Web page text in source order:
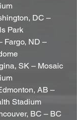
DC –
Park
Fargo, ND –
SK – Mosaic
AB –
Stadium
BC – BC